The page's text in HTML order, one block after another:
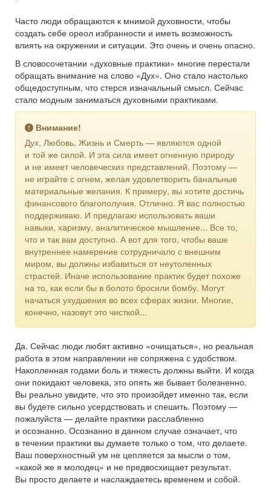
Часто люди обращаются к мнимой духовности, чтобы
создать себе ореол избранности и иметь возможность
влиять на окружении и ситуации. Это очень и очень опасно.
В словосочетании «духовные практики» многие перестали
обращать внимание на слово «Дух». Оно стало настолько
общедоступным, что стерся изначальный смысл. Сейчас
стало модным заниматься духовными практиками.
Внимание!
Дух, Любовь, Жизнь и Смерть — являются одной
и той же силой. И эта сила имеет огненную природу
и не имеет человеческих представлений. Поэтому —
не играйте с огнем, желая удовлетворить банальные
материальные желания. К примеру, вы хотите достичь
финансового благополучия. Отлично. Я вас полностью
поддерживаю. И предлагаю использовать ваши
навыки, харизму, аналитическое мышление... Все то,
что и так вам доступно. А вот для того, чтобы ваше
внутреннее намерение сотрудничало с внешним
миром, вы должны избавиться от неутоленных
страстей. Иначе использование практик будет похоже
на то, как если бы в болото бросили бомбу. Могут
начаться ухудшения во всех сферах жизни. Многие,
конечно, назовут это чисткой...
Да. Сейчас люди любят активно «очищаться», но реальная
работа в этом направлении не сопряжена с удобством.
Накопленная годами боль и тяжесть должны выйти. И когда
они покидают человека, это опять же бывает болезненно.
Вы реально увидите, что это произойдет именно так, если
вы будете сильно усердствовать и спешить. Поэтому —
пожалуйста — делайте практики расслабленно
и осознанно. Осознанно в данном случае означает, что
в течении практики вы думаете только о том, что делаете.
Ваш поверхностный ум не цепляется за мысли о том,
«какой же я молодец» и не предвосхищает результат.
Вы просто делаете и наслаждаетесь временем и собой.